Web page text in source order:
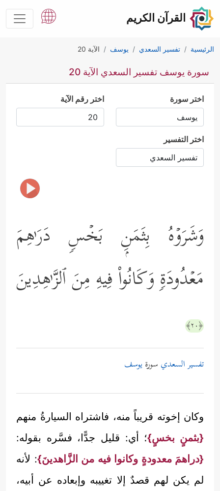
القرآن الكريم
الرئيسية تفسير السعدي يوسف الآية 20
سورة يوسف تفسير السعدي الآية 20
اختر سورة اختر رقم الآية
اختر التفسير
وَشَرَوۡهُ بِثَمَنِۭ بَخۡسࣲ دَرَ ٰ⁠هِمَ
مَعۡدُودَةࣲ وَكَانُواْ فِیهِ مِنَ ٱلزَّ ٰ⁠هِدِینَ
﴿٢٠﴾
تفسير السعدي سورةيوسف
وكان إخوته قريباً منه، فاشتراه السيارةُ منهم
{بثمنٍ بخسٍ}؛ أي: قليل جدًّا، فسَّره بقوله:
{دراهمَ معدودةٍ وكانوا فيه من الزَّاهدينَ}: لأنه
لم يكن لهم قصدٌ إلا تغييبه وإبعاده عن أبيه،